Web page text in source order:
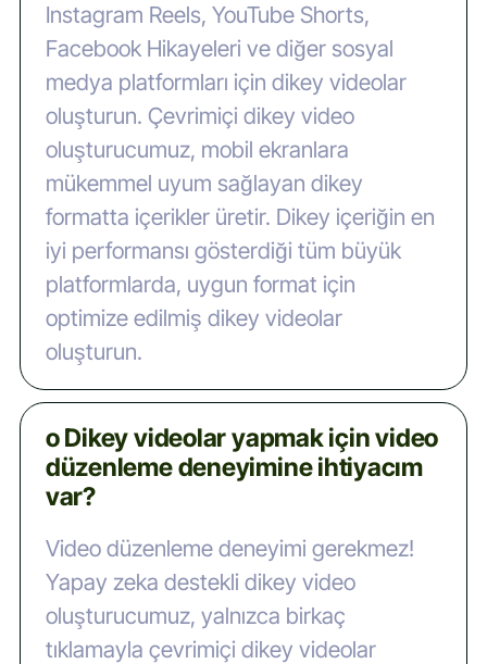
Instagram Reels, YouTube Shorts,
Facebook Hikayeleri ve diğer sosyal
medya platformları için dikey videolar
oluşturun. Çevrimiçi dikey video
oluşturucumuz, mobil ekranlara
mükemmel uyum sağlayan dikey
formatta içerikler üretir. Dikey içeriğin en
iyi performansı gösterdiği tüm büyük
platformlarda, uygun format için
optimize edilmiş dikey videolar
oluşturun.
o Dikey videolar yapmak için video
düzenleme deneyimine ihtiyacım
var?
Video düzenleme deneyimi gerekmez!
Yapay zeka destekli dikey video
oluşturucumuz, yalnızca birkaç
tıklamayla çevrimiçi dikey videolar